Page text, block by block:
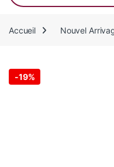
Accueil Nouvel
-19%